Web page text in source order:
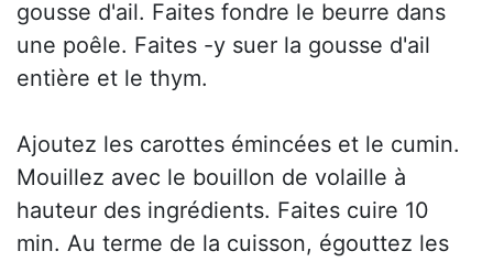
gousse d'ail. Faites fondre le beurre dans
une poêle. Faites -y suer la gousse d'ail
entière et le thym.
Ajoutez les carottes émincées et le cumin.
Mouillez avec le bouillon de volaille à
hauteur des ingrédients. Faites cuire 10
min. Au terme de la cuisson, égouttez les